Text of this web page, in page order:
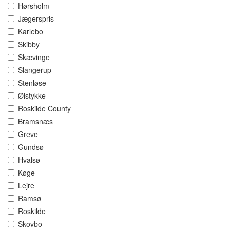
Hørsholm
Jægerspris
Karlebo
Skibby
Skævinge
Slangerup
Stenløse
Ølstykke
Roskilde County
Bramsnæs
Greve
Gundsø
Hvalsø
Køge
Lejre
Ramsø
Roskilde
Skovbo